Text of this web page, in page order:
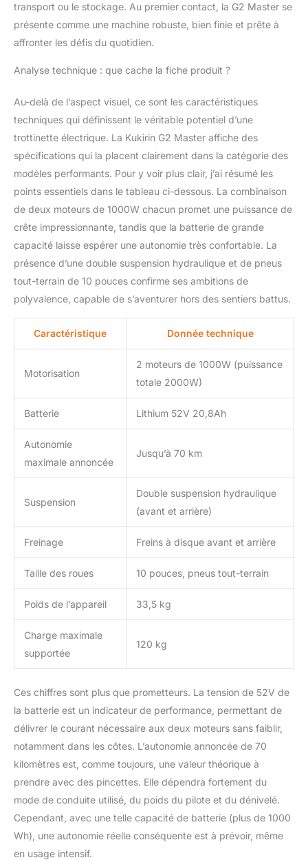
suspension
hydraulique】 :
hydrauliques à l'avant et
vibrations de la route,
augmentant le confort de
conduite et réduisant la
fatigue, pour une stabilité
optimale sur divers
terrains. 【Grand écran
haute définition 】:
Trottinette electrique tout
terrain un écran HD de
grande taille affiche en
informations du scooter,
permettant un contrôle
facile et intuitif pour
l’expérience utilisateur.
et éclairage
d'ambiance】 : Le
système de freinage à
double disque avant et
arrière garantit un
répartition optimale de la
sécurité. En plus des
feux de freinage et du
phare avant, la G2
Master trottinette
électrique est équipée de
quatre clignotants avant
et arrière et de deux
lumières d'ambiance,
la sécurité de vos trajets
transport ou le stockage. Au premier contact, la G2 Master se
présente comme une machine robuste, bien finie et prête à
affronter les défis du quotidien.
Analyse technique : que cache la fiche produit ?
Au-delà de l’aspect visuel, ce sont les caractéristiques
techniques qui définissent le véritable potentiel d’une
trottinette électrique. La Kukirin G2 Master affiche des
spécifications qui la placent clairement dans la catégorie des
modèles performants. Pour y voir plus clair, j’ai résumé les
points essentiels dans le tableau ci-dessous. La combinaison
de deux moteurs de 1000W chacun promet une puissance de
crête impressionnante, tandis que la batterie de grande
capacité laisse espérer une autonomie très confortable. La
présence d’une double suspension hydraulique et de pneus
tout-terrain de 10 pouces confirme ses ambitions de
polyvalence, capable de s’aventurer hors des sentiers battus.
Caractéristique Donnée technique
Motorisation
2 moteurs de 1000W (puissance
totale 2000W)
Batterie Lithium 52V 20,8Ah
Autonomie
maximale annoncée
Jusqu’à 70 km
Suspension
Double suspension hydraulique
(avant et arrière)
Freinage Freins à disque avant et arrière
Taille des roues 10 pouces, pneus tout-terrain
Poids de l’appareil 33,5 kg
Charge maximale
supportée
120 kg
Ces chiffres sont plus que prometteurs. La tension de 52V de
la batterie est un indicateur de performance, permettant de
délivrer le courant nécessaire aux deux moteurs sans faiblir,
notamment dans les côtes. L’autonomie annoncée de 70
kilomètres est, comme toujours, une valeur théorique à
prendre avec des pincettes. Elle dépendra fortement du
mode de conduite utilisé, du poids du pilote et du dénivelé.
Cependant, avec une telle capacité de batterie (plus de 1000
Wh), une autonomie réelle conséquente est à prévoir, même
en usage intensif.